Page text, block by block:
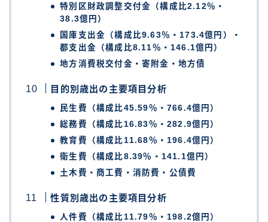
特別区財政調整交付金（構成比2.12％・
38.3億円）
国庫支出金（構成比9.63％・173.4億円）・
都支出金（構成比8.11％・146.1億円）
地方消費税交付金・寄附金・地方債
目的別歳出の主要項目分析
民生費（構成比45.59％・766.4億円）
総務費（構成比16.83％・282.9億円）
教育費（構成比11.68％・196.4億円）
衛生費（構成比8.39％・141.1億円）
土木費・商工費・消防費・公債費
性質別歳出の主要項目分析
人件費（構成比11.79％・198.2億円）